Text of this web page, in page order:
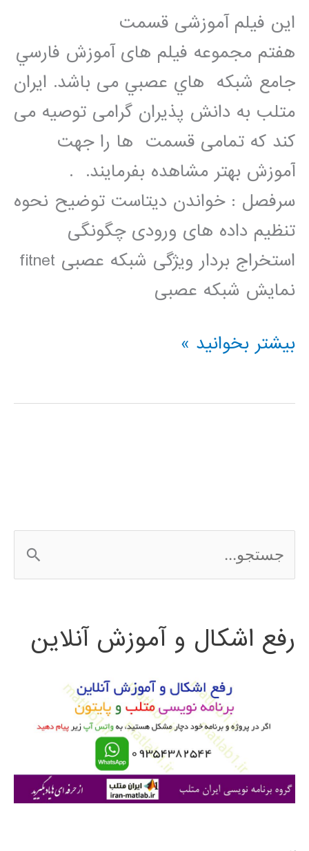
این فیلم آموزشی قسمت
هفتم مجموعه فيلم های آموزش فارسي
جامع شبكه هاي عصبي می باشد. ایران
متلب به دانش پذیران گرامی توصیه می
کند که تمامی قسمت ها را جهت
آموزش بهتر مشاهده بفرمایند. .
سرفصل : خواندن دیتاست توضیح نحوه
تنظیم داده های ورودی چگونگی
استخراج بردار ویژگی شبکه عصبی fitnet
نمایش شبکه عصبی
فیلم
برنامه
برای
کاربرد
بیشتر بخوانید »
س
ج
ی
رفع اشکال و آموزش آنلاین